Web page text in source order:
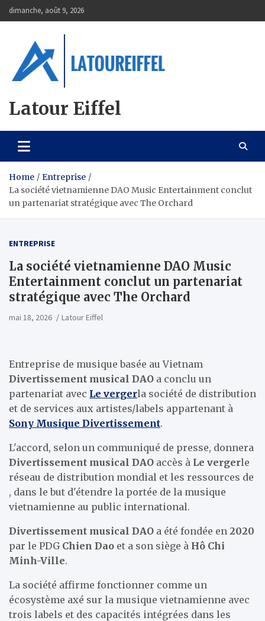
Skip
to
dimanche, août 9, 2026
Latour Eiffel
Home
Entreprise
La société vietnamienne DAO Music Entertainment conclut
un partenariat stratégique avec The Orchard
ENTREPRISE
La société vietnamienne DAO Music
Entertainment conclut un partenariat
stratégique avec The Orchard
mai 18, 2026 Latour Eiffel
Entreprise de musique basée au Vietnam
Divertissement musical DAO a conclu un
partenariat avec Le vergerla société de distribution
et de services aux artistes/labels appartenant à
Sony Musique Divertissement.
L'accord, selon un communiqué de presse, donnera
Divertissement musical DAO accès à Le vergerle
réseau de distribution mondial et les ressources de
, dans le but d'étendre la portée de la musique
vietnamienne au public international.
Divertissement musical DAO a été fondée en 2020
par le PDG Chien Dao et a son siège à Hô Chi
Minh-Ville.
La société affirme fonctionner comme un
écosystème axé sur la musique vietnamienne avec
trois labels et des capacités intégrées dans les